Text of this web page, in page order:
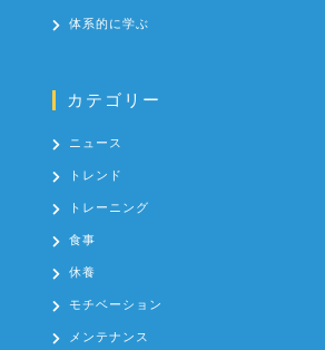
体系的に学ぶ
カテゴリー
ニュース
トレンド
トレーニング
食事
休養
モチベーション
メンテナンス